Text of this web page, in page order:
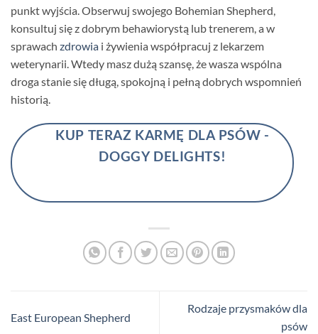
punkt wyjścia. Obserwuj swojego Bohemian Shepherd,
konsultuj się z dobrym behawiorystą lub trenerem, a w
sprawach zdrowia i żywienia współpracuj z lekarzem
weterynarii. Wtedy masz dużą szansę, że wasza wspólna
droga stanie się długą, spokojną i pełną dobrych wspomnień
historią.
KUP TERAZ KARMĘ DLA PSÓW -
DOGGY DELIGHTS!
East European Shepherd
Rodzaje przysmaków dla
psów